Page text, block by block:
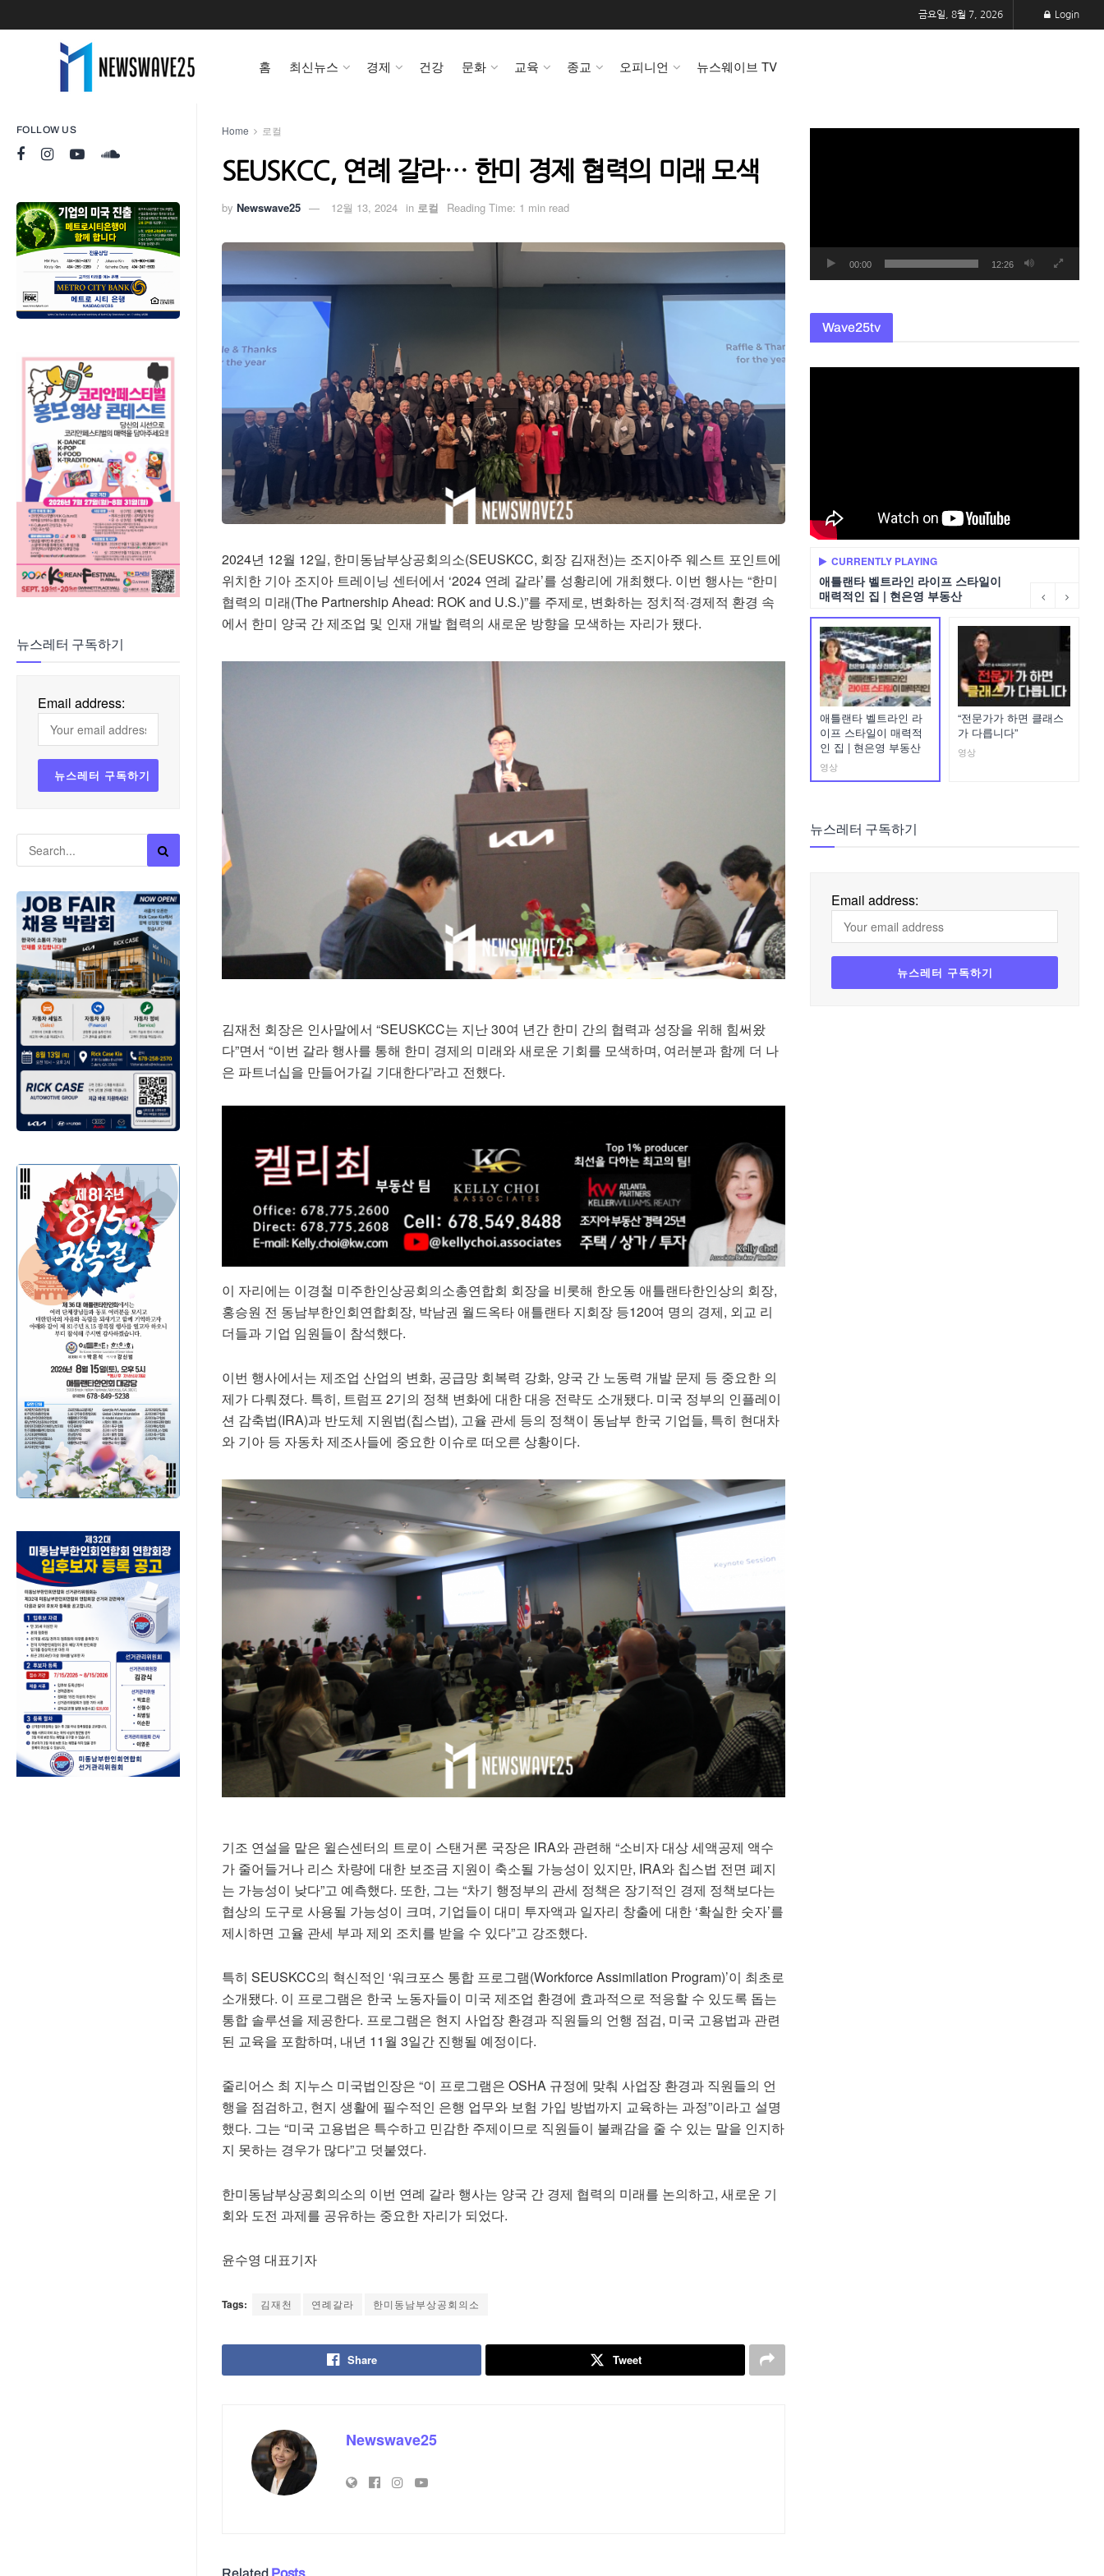
FOLLOW US
뉴스레터 구독하기
Email address:
금요일, 8월 7, 2026 Login
홈 최신뉴스 경제 건강 문화 교육 종교 오피니언 뉴스웨이브 TV
Home 로컬
SEUSKCC, 연례 갈라… 한미 경제 협력의 미래 모색
by Newswave25 12월 13, 2024 in 로컬 Reading Time: 1 min read
2024년 12월 12일, 한미동남부상공회의소(SEUSKCC, 회장 김재천)는 조지아주 웨스트 포인트에
위치한 기아 조지아 트레이닝 센터에서 ‘2024 연례 갈라’를 성황리에 개최했다. 이번 행사는 “한미
협력의 미래(The Partnership Ahead: ROK and U.S.)”를 주제로, 변화하는 정치적·경제적 환경 속
에서 한미 양국 간 제조업 및 인재 개발 협력의 새로운 방향을 모색하는 자리가 됐다.
김재천 회장은 인사말에서 “SEUSKCC는 지난 30여 년간 한미 간의 협력과 성장을 위해 힘써왔
다”면서 “이번 갈라 행사를 통해 한미 경제의 미래와 새로운 기회를 모색하며, 여러분과 함께 더 나
은 파트너십을 만들어가길 기대한다”라고 전했다.
이 자리에는 이경철 미주한인상공회의소총연합회 회장을 비롯해 한오동 애틀랜타한인상의 회장,
홍승원 전 동남부한인회연합회장, 박남권 월드옥타 애틀랜타 지회장 등120여 명의 경제, 외교 리
더들과 기업 임원들이 참석했다.
이번 행사에서는 제조업 산업의 변화, 공급망 회복력 강화, 양국 간 노동력 개발 문제 등 중요한 의
제가 다뤄졌다. 특히, 트럼프 2기의 정책 변화에 대한 대응 전략도 소개됐다. 미국 정부의 인플레이
션 감축법(IRA)과 반도체 지원법(칩스법), 고율 관세 등의 정책이 동남부 한국 기업들, 특히 현대차
와 기아 등 자동차 제조사들에 중요한 이슈로 떠오른 상황이다.
기조 연설을 맡은 윌슨센터의 트로이 스탠거론 국장은 IRA와 관련해 “소비자 대상 세액공제 액수
가 줄어들거나 리스 차량에 대한 보조금 지원이 축소될 가능성이 있지만, IRA와 칩스법 전면 폐지
는 가능성이 낮다”고 예측했다. 또한, 그는 “차기 행정부의 관세 정책은 장기적인 경제 정책보다는
협상의 도구로 사용될 가능성이 크며, 기업들이 대미 투자액과 일자리 창출에 대한 ‘확실한 숫자’를
제시하면 고율 관세 부과 제외 조치를 받을 수 있다”고 강조했다.
특히 SEUSKCC의 혁신적인 ‘워크포스 통합 프로그램(Workforce Assimilation Program)’이 최초로
소개됐다. 이 프로그램은 한국 노동자들이 미국 제조업 환경에 효과적으로 적응할 수 있도록 돕는
통합 솔루션을 제공한다. 프로그램은 현지 사업장 환경과 직원들의 언행 점검, 미국 고용법과 관련
된 교육을 포함하며, 내년 11월 3일간 진행될 예정이다.
줄리어스 최 지누스 미국법인장은 “이 프로그램은 OSHA 규정에 맞춰 사업장 환경과 직원들의 언
행을 점검하고, 현지 생활에 필수적인 은행 업무와 보험 가입 방법까지 교육하는 과정”이라고 설명
했다. 그는 “미국 고용법은 특수하고 민감한 주제이므로 직원들이 불쾌감을 줄 수 있는 말을 인지하
지 못하는 경우가 많다”고 덧붙였다.
한미동남부상공회의소의 이번 연례 갈라 행사는 양국 간 경제 협력의 미래를 논의하고, 새로운 기
회와 도전 과제를 공유하는 중요한 자리가 되었다.
윤수영 대표기자
Tags: 김재천 연례갈라 한미동남부상공회의소
Share Tweet
Newswave25
Related Posts
00:00 12:26
Wave25tv
CURRENTLY PLAYING
애틀랜타 벨트라인 라이프 스타일이
매력적인 집 | 현은영 부동산
애틀랜타 벨트라인 라
이프 스타일이 매력적
인 집 | 현은영 부동산
영상
“전문가가 하면 클래스
가 다릅니다”
영상
뉴스레터 구독하기
Email address: